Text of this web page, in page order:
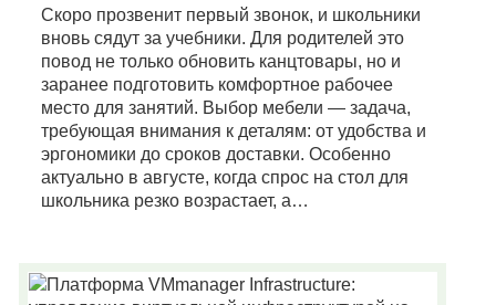
Скоро прозвенит первый звонок, и школьники
вновь сядут за учебники. Для родителей это
повод не только обновить канцтовары, но и
заранее подготовить комфортное рабочее
место для занятий. Выбор мебели — задача,
требующая внимания к деталям: от удобства и
эргономики до сроков доставки. Особенно
актуально в августе, когда спрос на стол для
школьника резко возрастает, а…